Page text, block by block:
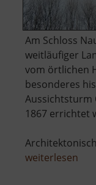
Am Schloss
weitläufiger
vom örtlichen
besonderes
Aussichtsturm
1867 errichtet
weiterlesen